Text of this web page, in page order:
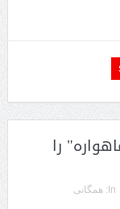
را
In:
همگانی